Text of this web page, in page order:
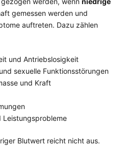
gemessen werden und
auftreten. Dazu zählen
und Antriebslosigkeit
sexuelle Funktionsstörungen
und Kraft
Leistungsprobleme
Blutwert reicht nicht aus.